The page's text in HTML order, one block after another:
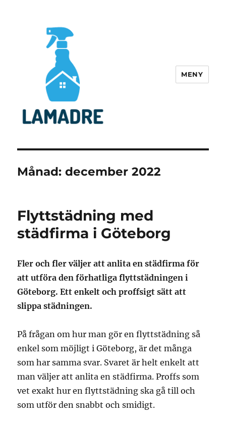
MENY
Månad:december 2022
Flyttstädning med
städfirma i Göteborg
Fler och fler väljer att anlita en städfirma för
att utföra den förhatliga flyttstädningen i
Göteborg. Ett enkelt och proffsigt sätt att
slippa städningen.
På frågan om hur man gör en flyttstädning så
enkel som möjligt i Göteborg, är det många
som har samma svar. Svaret är helt enkelt att
man väljer att anlita en städfirma. Proffs som
vet exakt hur en flyttstädning ska gå till och
som utför den snabbt och smidigt.